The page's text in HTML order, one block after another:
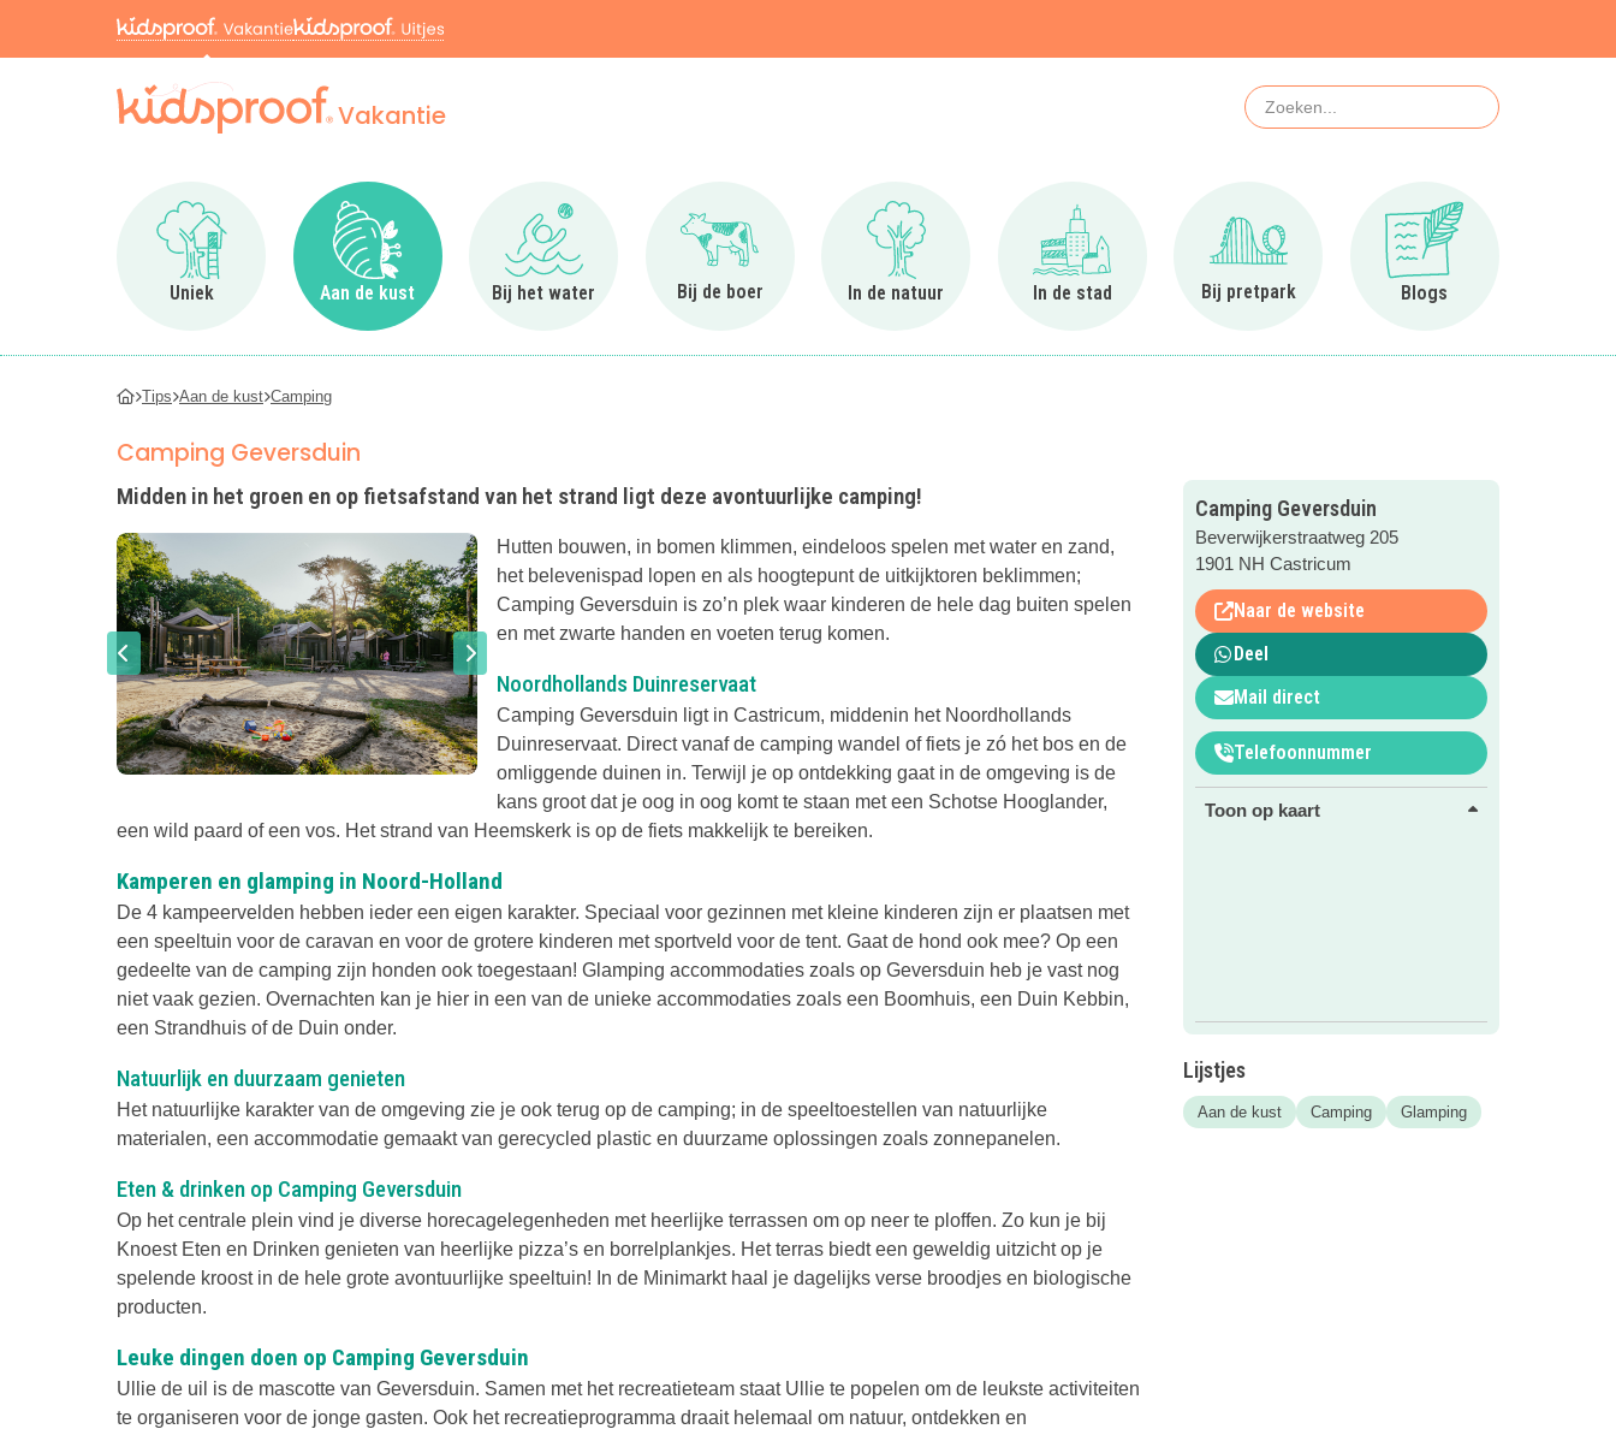
Vakantie Zoeken
Uniek
Ga naar Uniek
Aan de kust
Ga naar Aan de kust
Bij het water
Ga naar Bij het water
Bij de boer
Ga naar Bij de boer
In de natuur
Ga naar In de natuur
In de stad
Ga naar In de stad
Bij pretpark
Ga naar Bij pretpark
Blogs
Ga naar Blogs
Tips Aan de kust Camping
Camping Geversduin
Midden in het groen en op fietsafstand van het strand ligt deze avontuurlijke camping!
Hutten bouwen, in bomen klimmen, eindeloos spelen met water en zand,
het belevenispad lopen en als hoogtepunt de uitkijktoren beklimmen;
Camping Geversduin is zo’n plek waar kinderen de hele dag buiten spelen
en met zwarte handen en voeten terug komen.
Noordhollands Duinreservaat
Camping Geversduin ligt in Castricum, middenin het Noordhollands
Duinreservaat. Direct vanaf de camping wandel of fiets je zó het bos en de
omliggende duinen in. Terwijl je op ontdekking gaat in de omgeving is de
kans groot dat je oog in oog komt te staan met een Schotse Hooglander,
een wild paard of een vos. Het strand van Heemskerk is op de fiets makkelijk te bereiken.
Kamperen en glamping in Noord-Holland
De 4 kampeervelden hebben ieder een eigen karakter. Speciaal voor gezinnen met kleine kinderen zijn er plaatsen met
een speeltuin voor de caravan en voor de grotere kinderen met sportveld voor de tent. Gaat de hond ook mee? Op een
gedeelte van de camping zijn honden ook toegestaan! Glamping accommodaties zoals op Geversduin heb je vast nog
niet vaak gezien. Overnachten kan je hier in een van de unieke accommodaties zoals een Boomhuis, een Duin Kebbin,
een Strandhuis of de Duin onder.
Natuurlijk en duurzaam genieten
Het natuurlijke karakter van de omgeving zie je ook terug op de camping; in de speeltoestellen van natuurlijke
materialen, een accommodatie gemaakt van gerecycled plastic en duurzame oplossingen zoals zonnepanelen.
Eten & drinken op Camping Geversduin
Op het centrale plein vind je diverse horecagelegenheden met heerlijke terrassen om op neer te ploffen. Zo kun je bij
Knoest Eten en Drinken genieten van heerlijke pizza’s en borrelplankjes. Het terras biedt een geweldig uitzicht op je
spelende kroost in de hele grote avontuurlijke speeltuin! In de Minimarkt haal je dagelijks verse broodjes en biologische
producten.
Leuke dingen doen op Camping Geversduin
Ullie de uil is de mascotte van Geversduin. Samen met het recreatieteam staat Ullie te popelen om de leukste activiteiten
te organiseren voor de jonge gasten. Ook het recreatieprogramma draait helemaal om natuur, ontdekken en
Camping Geversduin
Beverwijkerstraatweg 205
1901 NH Castricum
Naar de website
Deel
Mail direct
Telefoonnummer
Toon op kaart
Lijstjes
Aan de kust Camping Glamping